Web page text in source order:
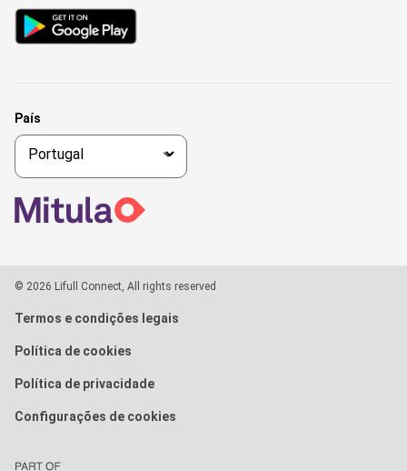
País
© 2026 Lifull Connect, All rights reserved
Termos e condições legais
Política de cookies
Política de privacidade
Configurações de cookies